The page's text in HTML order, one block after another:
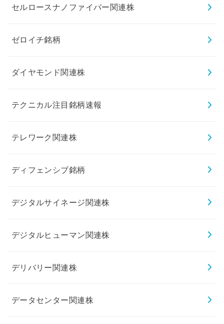
セルロースナノファイバー関連株
ゼロイチ銘柄
ダイヤモンド関連株
テクニカル注目銘柄速報
テレワーク関連株
ディフェンシブ銘柄
デジタルサイネージ関連株
デジタルヒューマン関連株
デリバリー関連株
データセンター関連株